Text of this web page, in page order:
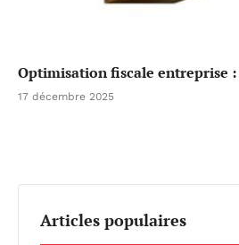
Optimisation fiscale entreprise
17 décembre 2025
Articles populaires